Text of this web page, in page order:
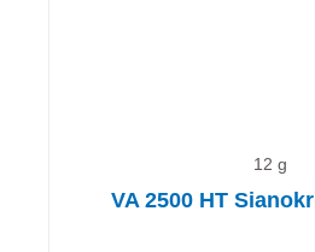
12 g
VA 2500 HT